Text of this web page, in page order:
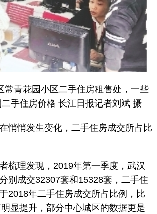
常青花园小区二手住房租售处，一些
手住房价格 长江日报记者刘斌 摄
悄发生变化，二手住房成交所占比
理发现，2019年第一季度，武汉
别成交32307套和15328套，二手住
2018年二手住房成交所占比例，比
显提升，部分中心城区的数据更是